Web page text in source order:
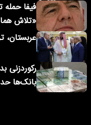
فیفا حمله
«تلاش
عربستان،
بانک‌ها حدودا ۳